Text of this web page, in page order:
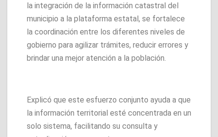
la integración de la información catastral del
municipio a la plataforma estatal, se fortalece
la coordinación entre los diferentes niveles de
gobierno para agilizar trámites, reducir errores y
brindar una mejor atención a la población.
Explicó que este esfuerzo conjunto ayuda a que
la información territorial esté concentrada en un
solo sistema, facilitando su consulta y